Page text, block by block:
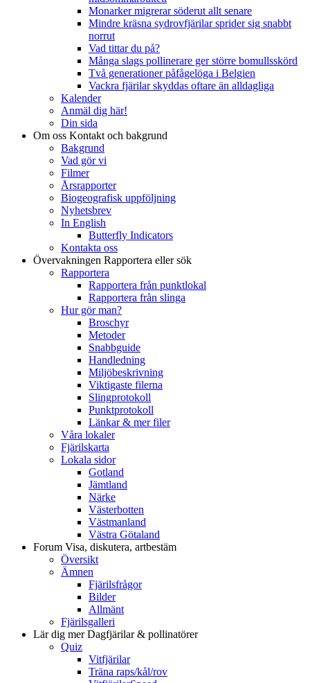
Monarker migrerar söderut allt senare
Mindre kräsna sydrovfjärilar sprider sig snabbt
norrut
Vad tittar du på?
Många slags pollinerare ger större bomullsskörd
Två generationer påfågelöga i Belgien
Vackra fjärilar skyddas oftare än alldagliga
Kalender
Anmäl dig här!
Din sida
Om oss Kontakt och bakgrund
Bakgrund
Vad gör vi
Filmer
Årsrapporter
Biogeografisk uppföljning
Nyhetsbrev
In English
Butterfly Indicators
Kontakta oss
Övervakningen Rapportera eller sök
Rapportera
Rapportera från punktlokal
Rapportera från slinga
Hur gör man?
Broschyr
Metoder
Snabbguide
Handledning
Miljöbeskrivning
Viktigaste filerna
Slingprotokoll
Punktprotokoll
Länkar & mer filer
Våra lokaler
Fjärilskarta
Lokala sidor
Gotland
Jämtland
Närke
Västerbotten
Västmanland
Västra Götaland
Forum Visa, diskutera, artbestäm
Översikt
Ämnen
Fjärilsfrågor
Bilder
Allmänt
Fjärilsgalleri
Lär dig merDagfjärilar & pollinatörer
Quiz
Vitfjärilar
Träna raps/kål/rov